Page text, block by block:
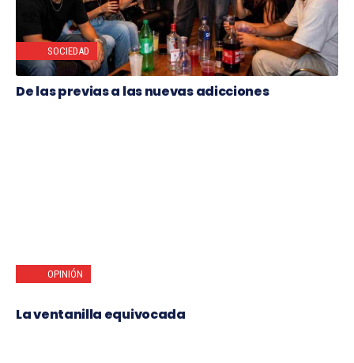
SOCIEDAD
De las previas a las nuevas adicciones
OPINIÓN
La ventanilla equivocada